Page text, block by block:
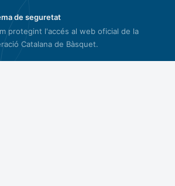
de seguretat
protegint l'accés al web oficial de la
Catalana de Bàsquet.